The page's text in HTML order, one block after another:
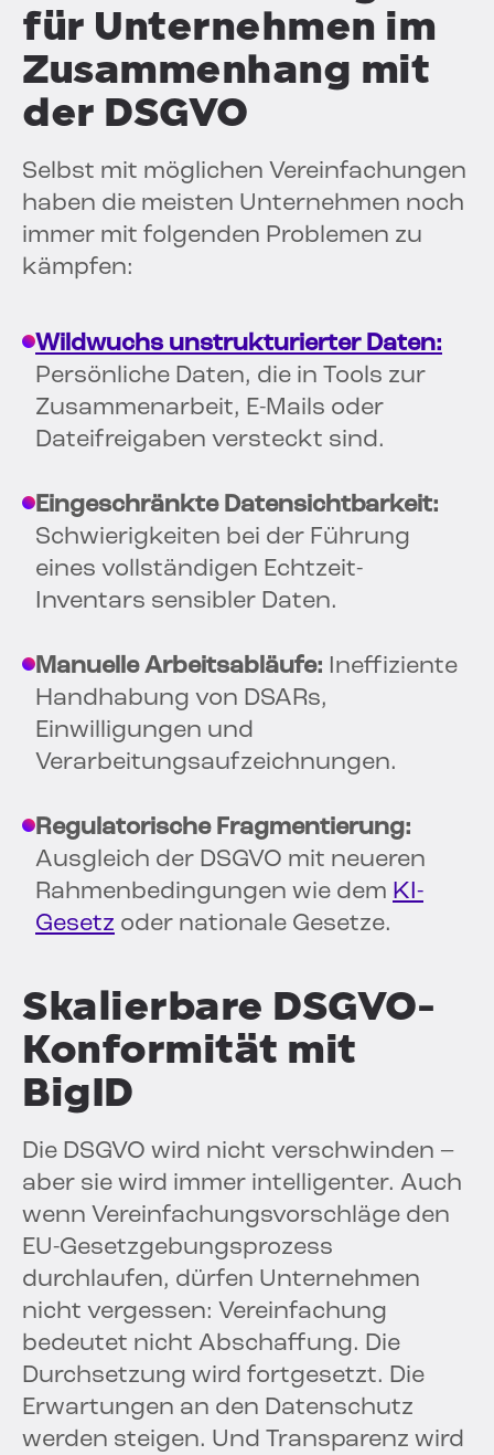
für Unternehmen im
Zusammenhang mit
der DSGVO
Selbst mit möglichen Vereinfachungen
haben die meisten Unternehmen noch
immer mit folgenden Problemen zu
kämpfen:
Wildwuchs unstrukturierter Daten:
Persönliche Daten, die in Tools zur
Zusammenarbeit, E-Mails oder
Dateifreigaben versteckt sind.
Eingeschränkte Datensichtbarkeit:
Schwierigkeiten bei der Führung
eines vollständigen Echtzeit-
Inventars sensibler Daten.
Manuelle Arbeitsabläufe: Ineffiziente
Handhabung von DSARs,
Einwilligungen und
Verarbeitungsaufzeichnungen.
Regulatorische Fragmentierung:
Ausgleich der DSGVO mit neueren
Rahmenbedingungen wie dem KI-
Gesetz oder nationale Gesetze.
Skalierbare DSGVO-
Konformität mit
BigID
Die DSGVO wird nicht verschwinden –
aber sie wird immer intelligenter. Auch
wenn Vereinfachungsvorschläge den
EU-Gesetzgebungsprozess
durchlaufen, dürfen Unternehmen
nicht vergessen: Vereinfachung
bedeutet nicht Abschaffung. Die
Durchsetzung wird fortgesetzt. Die
Erwartungen an den Datenschutz
werden steigen. Und Transparenz wird